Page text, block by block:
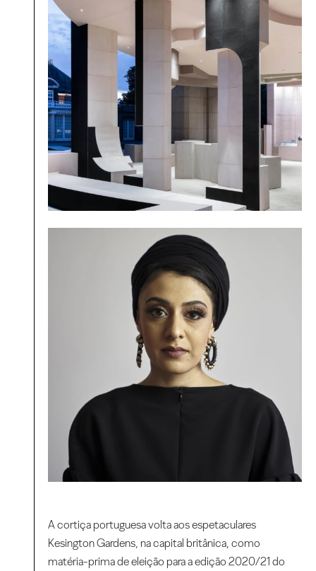
A cortiça portuguesa volta aos espetaculares
Kesington Gardens, na capital britânica, como
matéria-prima de eleição para a edição 2020/21 do